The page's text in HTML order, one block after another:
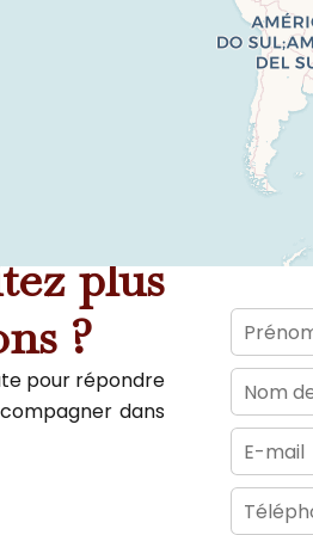
plus
?
pour répondre
dans